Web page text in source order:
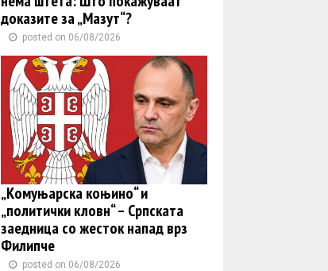
доказите за „Мазут“?
posted on 06/08/2026
„Комуњарска коњино“ и
„политички кловн“ – Српската
заедница со жесток напад врз
Филипче
posted on 06/08/2026